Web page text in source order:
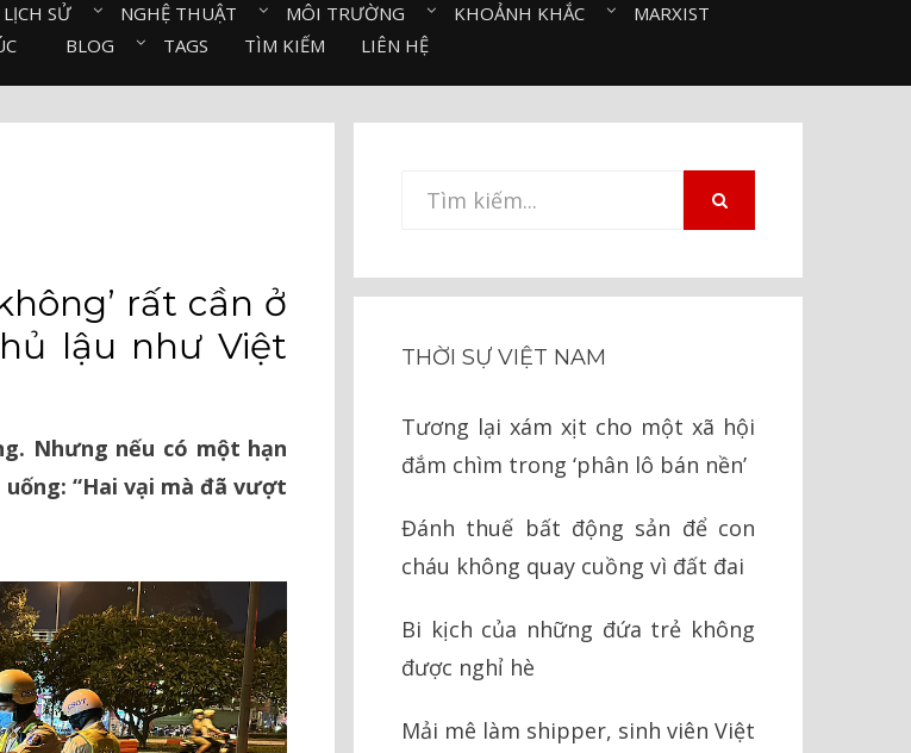
LỊCH SỬ⠀ NGHỆ THUẬT⠀ MÔI TRƯỜNG⠀ KHOẢNH KHẮC⠀
MARXIST⠀
BLOG⠀ TAGS TÌM KIẾM LIÊN HỆ
rất cần ở
lậu như Việt
Nhưng nếu có một hạn
“Hai vại mà đã vượt
Tìm
THỜI SỰ VIỆT NAM
Tương lại xám xịt cho một xã hội
đắm chìm trong ‘phân lô bán nền’
Đánh thuế bất động sản để con
cháu không quay cuồng vì đất đai
Bi kịch của những đứa trẻ không
được nghỉ hè
Mải mê làm shipper, sinh viên Việt